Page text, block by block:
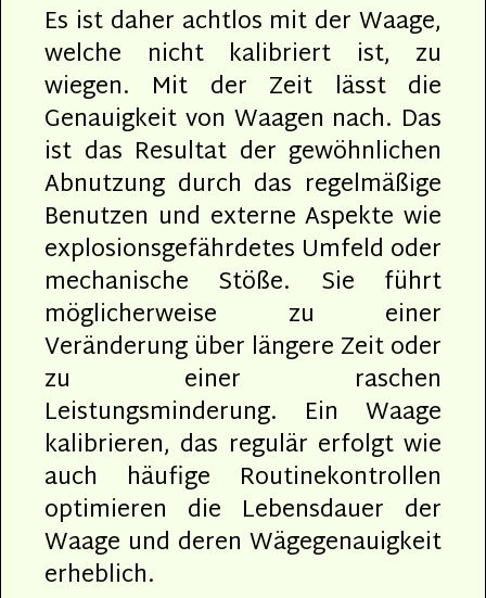
Es ist daher achtlos mit der Waage,
welche nicht kalibriert ist, zu
wiegen. Mit der Zeit lässt die
Genauigkeit von Waagen nach. Das
ist das Resultat der gewöhnlichen
Abnutzung durch das regelmäßige
Benutzen und externe Aspekte wie
explosionsgefährdetes Umfeld oder
mechanische Stöße. Sie führt
möglicherweise zu einer
Veränderung über längere Zeit oder
zu einer raschen
Leistungsminderung. Ein Waage
kalibrieren, das regulär erfolgt wie
auch häufige Routinekontrollen
optimieren die Lebensdauer der
Waage und deren Wägegenauigkeit
erheblich.